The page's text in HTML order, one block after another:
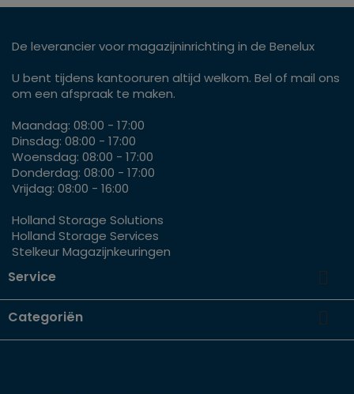
De leverancier voor magazijninrichting in de Benelux
U bent tijdens kantooruren altijd welkom. Bel of mail ons
om een afspraak te maken.
Maandag: 08:00 - 17:00
Dinsdag: 08:00 - 17:00
Woensdag: 08:00 - 17:00
Donderdag: 08:00 - 17:00
Vrijdag: 08:00 - 16:00
Holland Storage Solutions
Holland Storage Services
Stelkeur Magazijnkeuringen
Service 
Categoriën 